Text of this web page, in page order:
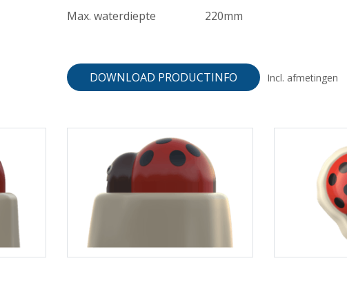
Max. waterdiepte
220mm
DOWNLOAD PRODUCTINFO Incl. afmetingen